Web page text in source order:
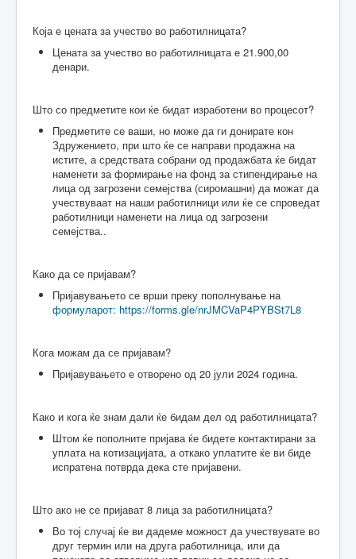
Која е цената за учество во работилницата?
Цената за учество во работилницата е 21.900,00
денари.
Што со предметите кои ќе бидат изработени во процесот?
Предметите се ваши, но може да ги донирате кон
Здружението, при што ќе се направи продажна на
истите, а средствата собрани од продажбата ќе бидат
наменети за формирање на фонд за стипендирање на
лица од загрозени семејства (сиромашни) да можат да
учествуваат на наши работилници или ќе се спроведат
работилници наменети на лица од загрозени
семејства..
Како да се пријавам?
Пријавувањето се врши преку пополнување на
формуларот: https://forms.gle/nrJMCVaP4PYBSt7L8
Кога можам да се пријавам?
Пријавувањето е отворено од 20 јули 2024 година.
Како и кога ќе знам дали ќе бидам дел од работилницата?
Штом ќе пополните пријава ќе бидете контактирани за
уплата на котизацијата, а откако уплатите ќе ви биде
испратена потврда дека сте пријавени.
Што ако не се пријават 8 лица за работилницата?
Во тој случај ќе ви дадеме можност да учествувате во
друг термин или на друга работилница, или да